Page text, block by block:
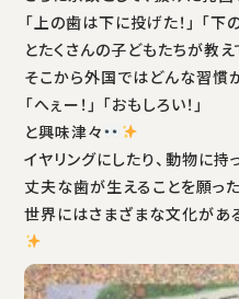
「上の歯は下に投げた！」 「下
とたくさんの子どもたちが教え
そこから外国ではどんな習慣
「へぇー！」 「おもしろい！」
と興味津々
イヤリングにしたり、動物に持
丈夫な歯が生えることを願っ
世界にはさまざまな文化があ